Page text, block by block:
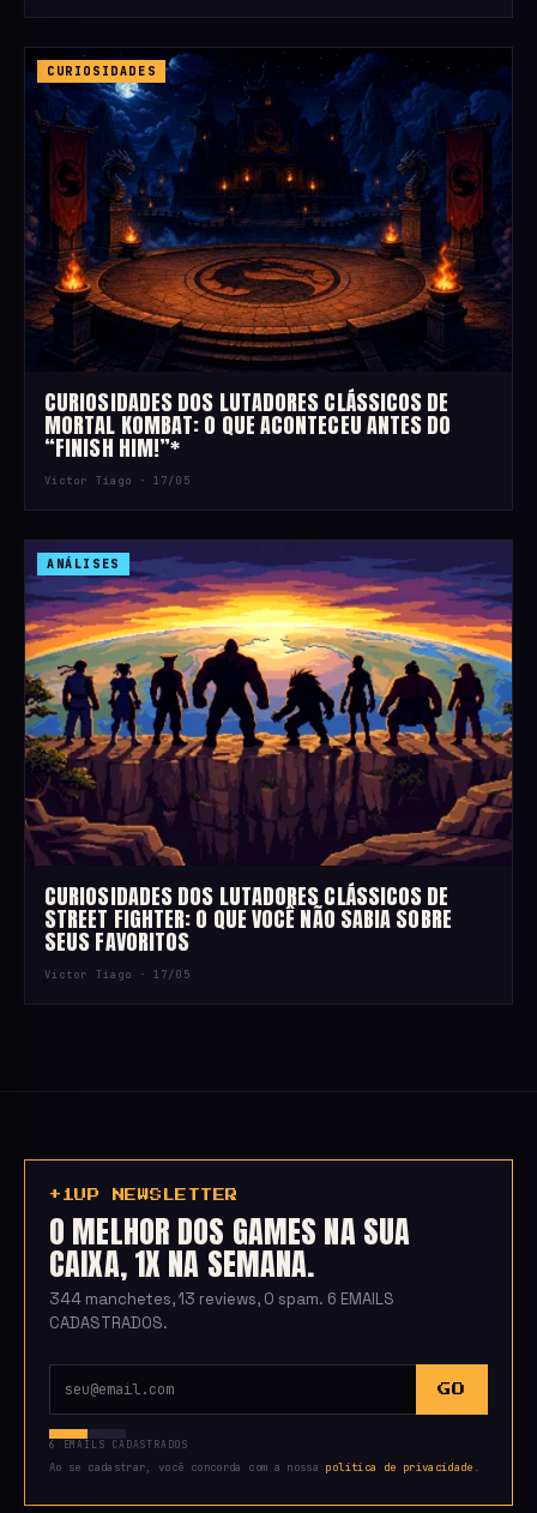
CURIOSIDADES
CURIOSIDADES DOS LUTADORES CLÁSSICOS DE
MORTAL KOMBAT: O QUE ACONTECEU ANTES DO
“FINISH HIM!”*
Victor Tiago ·17/05
ANÁLISES
CURIOSIDADES DOS LUTADORES CLÁSSICOS DE
STREET FIGHTER: O QUE VOCÊ NÃO SABIA SOBRE
SEUS FAVORITOS
Victor Tiago ·17/05
+1UP NEWSLETTER
O MELHOR DOS GAMES NA SUA
CAIXA, 1X NA SEMANA.
344 manchetes, 13 reviews, 0 spam. 6 EMAILS
CADASTRADOS.
GO
6 EMAILS CADASTRADOS
Ao se cadastrar, você concorda com a nossa política de privacidade .